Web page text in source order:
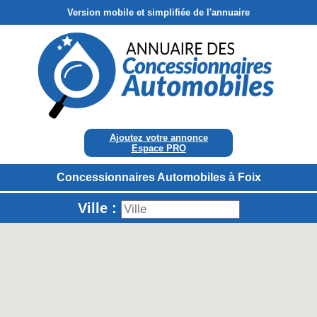
Version mobile et simplifiée de l'annuaire
Ajoutez votre annonce
Espace PRO
Concessionnaires Automobiles à Foix
Ville :